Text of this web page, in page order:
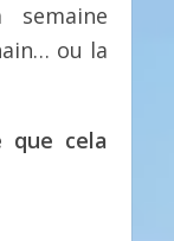
ou la
que cela